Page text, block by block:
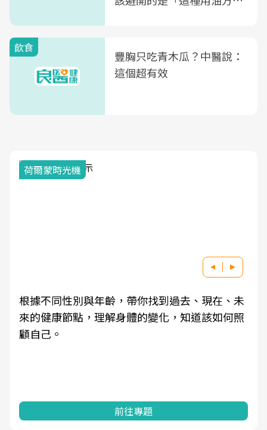
飲食
豐胸只吃青木瓜？中醫說：
這個超有效
荷爾蒙時光機
根據不同性別與年齡，帶你找到過去、現在、未
來的健康節點，理解身體的變化，知道該如何照
顧自己。
前往專題